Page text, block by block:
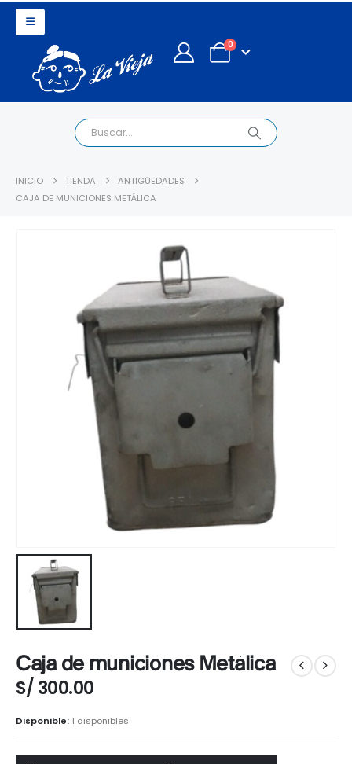
0
INICIO TIENDA
ANTIGÜEDADES
CAJA DE MUNICIONES METÁLICA
Caja de municiones Metálica
S/ 300.00
Disponible: 1 disponibles